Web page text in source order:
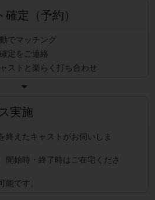
確定（予約）
でマッチング
定をご連絡
ストと楽らく打ち合わせ
実施
終えたキャストがお伺いしま
開始時・終了時はご在宅くださ
能です。